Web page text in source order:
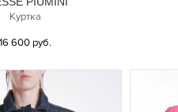
Куртка
16 600 руб.